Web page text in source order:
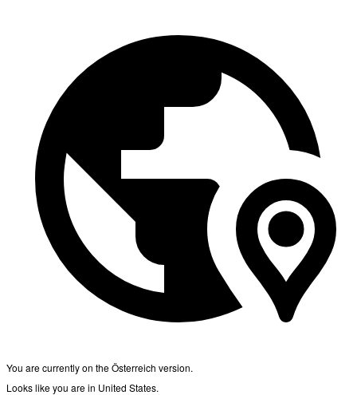
You are currently on the Österreich version.
Looks like you are in United States.